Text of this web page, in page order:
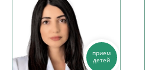
прием
детей